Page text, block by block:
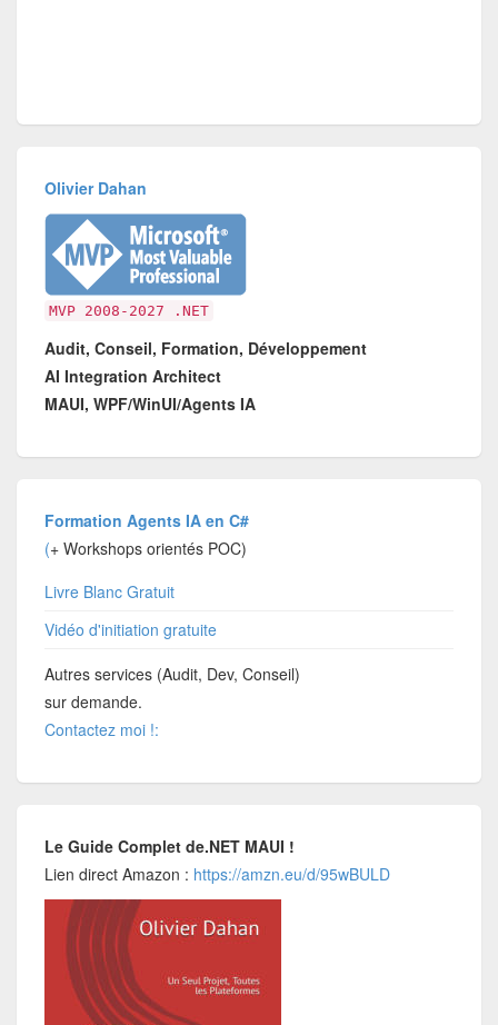
Olivier Dahan
MVP 2008-2027 .NET
Audit, Conseil, Formation, Développement
AI Integration Architect
MAUI, WPF/WinUI/Agents IA
Formation Agents IA en C#
(+ Workshops orientés POC)
Livre Blanc Gratuit
Vidéo d'initiation gratuite
Autres services (Audit, Dev, Conseil)
sur demande.
Contactez moi !:
Le Guide Complet de.NET MAUI !
Lien direct Amazon : https://amzn.eu/d/95wBULD